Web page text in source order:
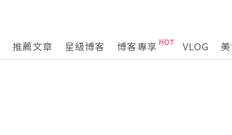
推薦文章 星級博客 博客專享 VLOG